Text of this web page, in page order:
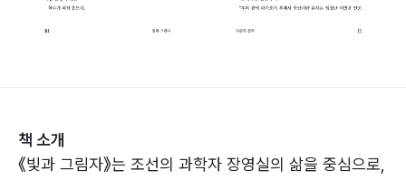
책 소개
《빛과 그림자》는 조선의 과학자 장영실의 삶을 중심으로,